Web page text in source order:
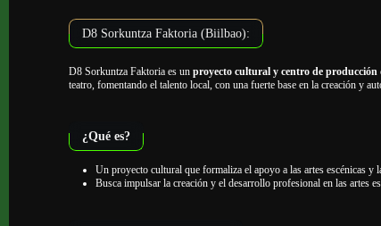
D8 Sorkuntza Faktoria (Biilbao):
D8 Sorkuntza Faktoria es unproyecto cultural y centro de producción
teatro, fomentando el talento local, con una fuerte base en la creación y
¿Qué es?
Un proyecto cultural que formaliza el apoyo a las artes escénicas
Busca impulsar la creación y el desarrollo profesional en las artes